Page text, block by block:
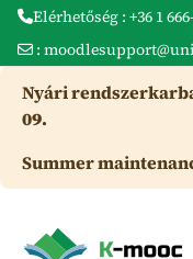
Tovább a fő tartalomhoz
Nyári
09.
Summer
Elérhetőség : +36 1
: